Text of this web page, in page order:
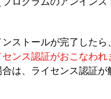
ストールが完了したら
センス認証がおこなわれ
は、ライセンス認証